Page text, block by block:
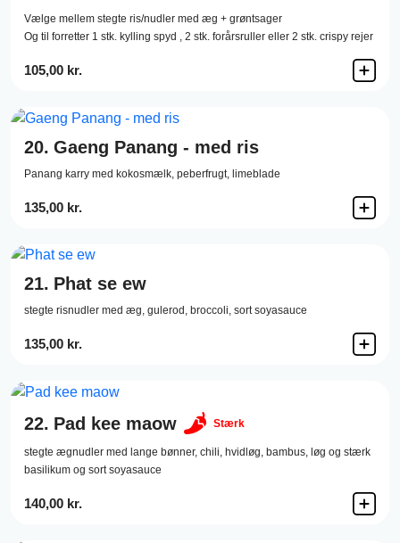
Vælge mellem stegte ris/nudler med æg + grøntsager
Og til forretter 1 stk. kylling spyd , 2 stk. forårsruller eller 2 stk. crispy rejer
105,00 kr.
20. Gaeng Panang - med ris
Panang karry med kokosmælk, peberfrugt, limeblade
135,00 kr.
21. Phat se ew
stegte risnudler med æg, gulerod, broccoli, sort soyasauce
135,00 kr.
22. Pad kee maow Stærk
stegte ægnudler med lange bønner, chili, hvidløg, bambus, løg og stærk
basilikum og sort soyasauce
140,00 kr.